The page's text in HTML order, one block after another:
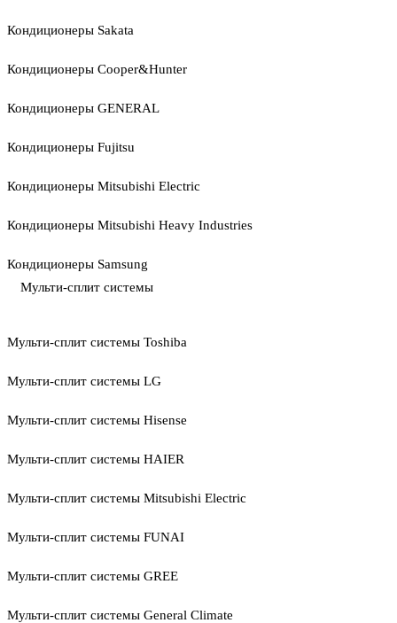
Кондиционеры Sakata
Кондиционеры Cooper&Hunter
Кондиционеры GENERAL
Кондиционеры Fujitsu
Кондиционеры Mitsubishi Electric
Кондиционеры Mitsubishi Heavy Industries
Кондиционеры Samsung
Мульти-сплит системы
Мульти-сплит системы Toshiba
Мульти-сплит системы LG
Мульти-сплит системы Hisense
Мульти-сплит системы HAIER
Мульти-сплит системы Mitsubishi Electric
Мульти-сплит системы FUNAI
Мульти-сплит системы GREE
Мульти-сплит системы General Climate